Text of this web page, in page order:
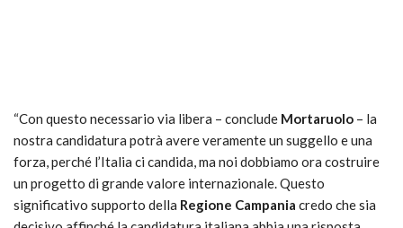
“Con questo necessario via libera – conclude Mortaruolo – la
nostra candidatura potrà avere veramente un suggello e una
forza, perché l’Italia ci candida, ma noi dobbiamo ora costruire
un progetto di grande valore internazionale. Questo
significativo supporto della Regione Campania credo che sia